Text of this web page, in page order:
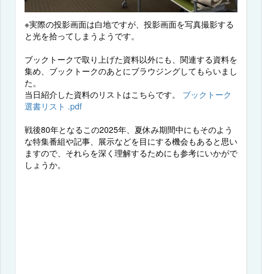
※実際の投影画面は白地ですが、投影画面を写真撮影する
と光を拾ってしまうようです。
ブックトークで取り上げた資料以外にも、関連する資料を
集め、ブックトークのあとにブラウジングしてもらいまし
た。
当日紹介した資料のリストはこちらです。 ブックトーク
選書リスト .pdf
戦後80年となるこの2025年、夏休み期間中にもそのよう
な特集番組や記事、展示などを目にする機会もあると思い
ますので、それらを深く理解するためにも参考にいかがで
しょうか。